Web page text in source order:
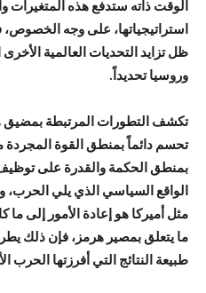
الوقت ذاته ستدفع هذه المتغيرات
استراتيجياتها، على وجه
ظل تزايد التحديات العالمية
وروسيا تحديداً.
تكشف التطورات المرتبطة بمضيق
تحسم دائماً بمنطق القوة
بمنطق الحكمة والقدرة على
الواقع السياسي الذي يلي الحرب،
مثل أميركا هو إعادة الأمور إلى ما
ما يتعلق بمصير هرمز، فإن ذلك
طبيعة النتائج التي أفرزتها الحرب